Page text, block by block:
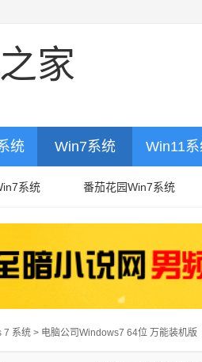
家
统 Win7系统 Win11
系统 番茄花园Win7系统
7 系统 > 电脑公司Windows7 64位 万能装机版